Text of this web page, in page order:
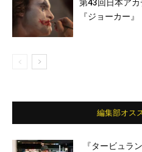
第43回日本ア
『ジョーカー』
編集部オス
『タービュラ